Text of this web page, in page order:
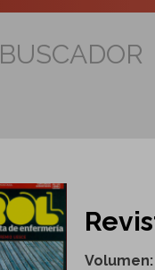
BUSCADOR
Volumen: